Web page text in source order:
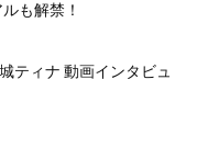
も解禁！
ティナ 動画インタビュ